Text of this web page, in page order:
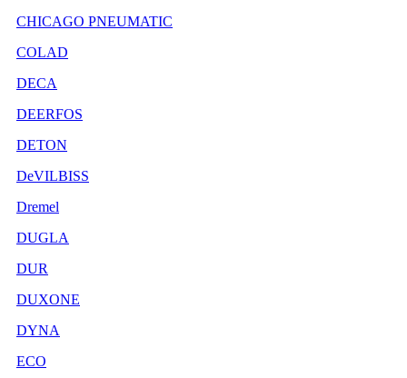
CHICAGO PNEUMATIC
COLAD
DECA
DEERFOS
DETON
DeVILBISS
Dremel
DUGLA
DUR
DUXONE
DYNA
ECO